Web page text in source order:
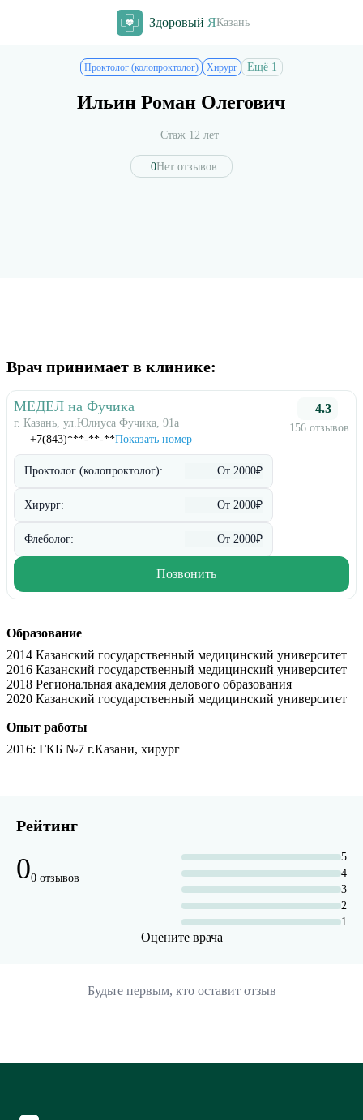
Здоровый ЯКазань
Проктолог (колопроктолог) Хирург Ещё 1
Ильин Роман Олегович
Стаж 12 лет
0Нет отзывов
Врач принимает в клинике:
МЕДЕЛ на Фучика
г. Казань, ул.Юлиуса Фучика, 91а
+7(843)***-**-**Показать номер
4.3
156 отзывов
Проктолог (колопроктолог): От 2000₽
Хирург: От 2000₽
Флеболог: От 2000₽
Позвонить
Образование
2014 Казанский государственный медицинский университет
2016 Казанский государственный медицинский университет
2018 Региональная академия делового образования
2020 Казанский государственный медицинский университет
Опыт работы
2016: ГКБ №7 г.Казани, хирург
Рейтинг
00 отзывов
5
4
3
2
1
Оцените врача
Будьте первым, кто оставит отзыв